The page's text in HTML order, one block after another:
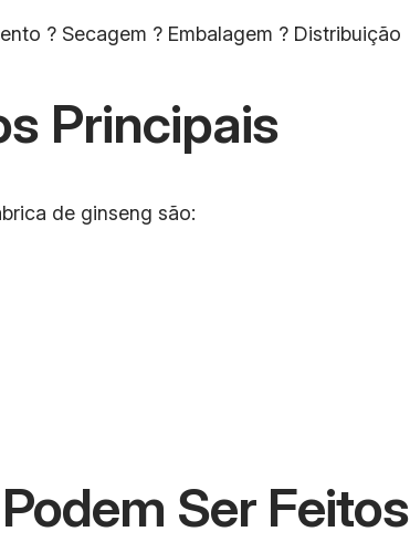
? Secagem ? Embalagem ? Distribuição
Principais
de ginseng são:
Ser Feitos